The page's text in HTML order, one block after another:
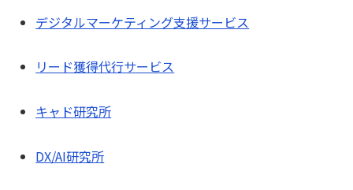
デジタルマーケティング支援サービス
リード獲得代行サービス
キャド研究所
DX/AI研究所